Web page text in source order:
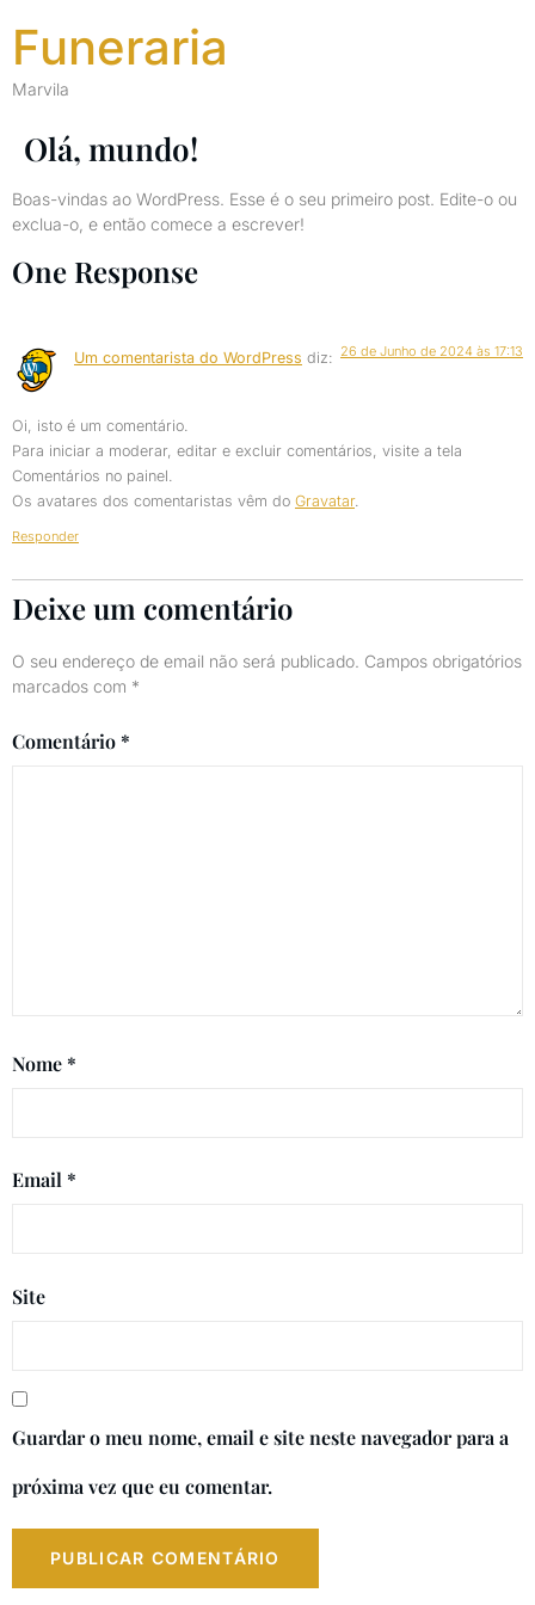
Funeraria
Marvila
Olá, mundo!
Boas-vindas ao WordPress. Esse é o seu primeiro post. Edite-o ou
exclua-o, e então comece a escrever!
One Response
Um comentarista do WordPress diz: 26 de Junho de 2024 às 17:13
Oi, isto é um comentário.
Para iniciar a moderar, editar e excluir comentários, visite a tela
Comentários no painel.
Os avatares dos comentaristas vêm do Gravatar.
Responder
Deixe um comentário
O seu endereço de email não será publicado. Campos obrigatórios
marcados com *
Comentário *
Nome *
Email *
Site
Guardar o meu nome, email e site neste navegador para a
próxima vez que eu comentar.